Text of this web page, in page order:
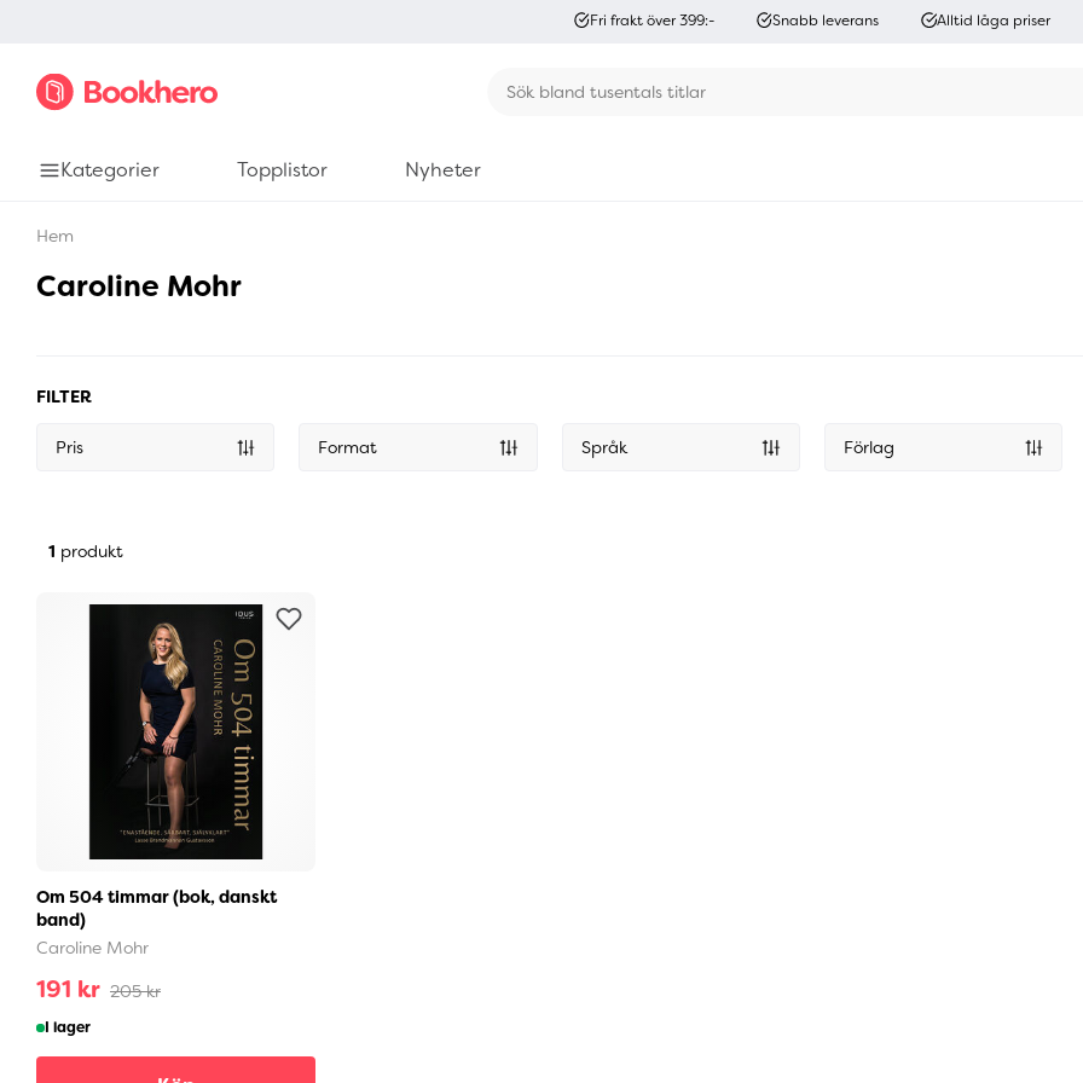
Fri frakt över 399:- Snabb leverans Alltid låga priser
Kategorier Topplistor Nyheter
Hem
Caroline Mohr
FILTER
Pris Format Språk Förlag
1 produkt
Om 504 timmar (bok, danskt
band)
Caroline Mohr
191 kr 205 kr
I lager